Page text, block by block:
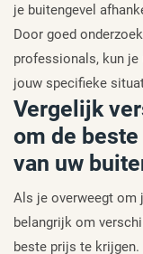
je buitengevel
Door goed
professionals, kun
jouw specifieke
Vergelijk
om de
van uw
Als je overweegt om
belangrijk om
beste prijs te